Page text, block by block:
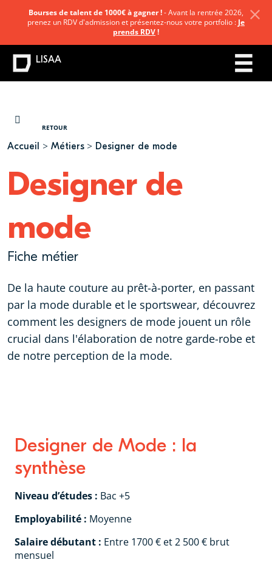
RETOUR
Accueil Métiers Designer de mode
Designer de
mode
Fiche métier
De la haute couture au prêt-à-porter, en passant
par la mode durable et le sportswear, découvrez
comment les designers de mode jouent un rôle
crucial dans l'élaboration de notre garde-robe et
de notre perception de la mode.
Designer de Mode : la
synthèse
Niveau d’études : Bac +5
Employabilité : Moyenne
Salaire débutant : Entre 1700 € et 2 500 € brut
mensuel
Bourses de talent de 1000€ à gagner !- Avant la rentrée 2026,
prenez un RDV d'admission et présentez-nous votre portfolio : Je
prends RDV!
LISAA